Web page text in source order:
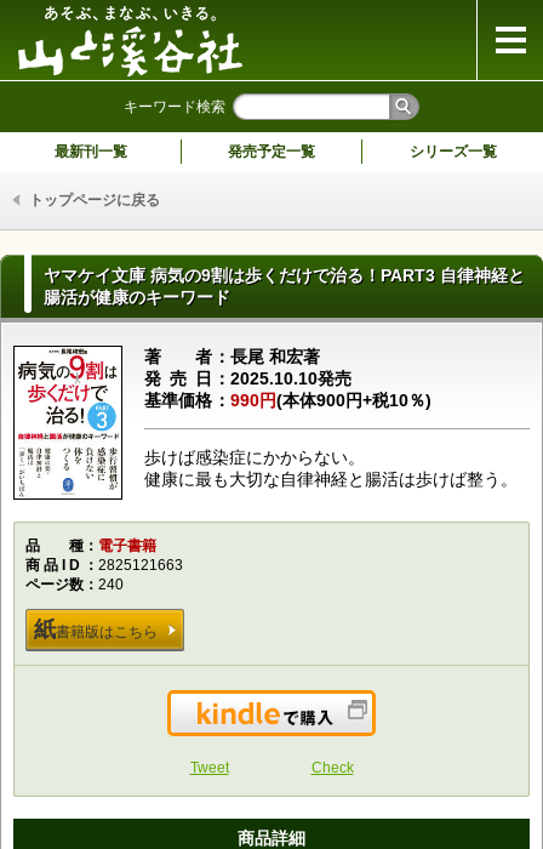
キーワード検索
最新刊一覧 発売予定一覧 シリーズ一覧
トップページに戻る
ヤマケイ文庫 病気の9割は歩くだけで治る！PART3 自律神経と
腸活が健康のキーワード
著者長尾 和宏著
発売日 2025.10.10発売
基準価格
990円(本体900円+税10％)
歩けば感染症にかからない。
健康に最も大切な自律神経と腸活は歩けば整う。
品種電子書籍
商品ID
2825121663
ページ数
240
紙書籍版はこちら
Kindleで購入
Tweet Check
商品詳細